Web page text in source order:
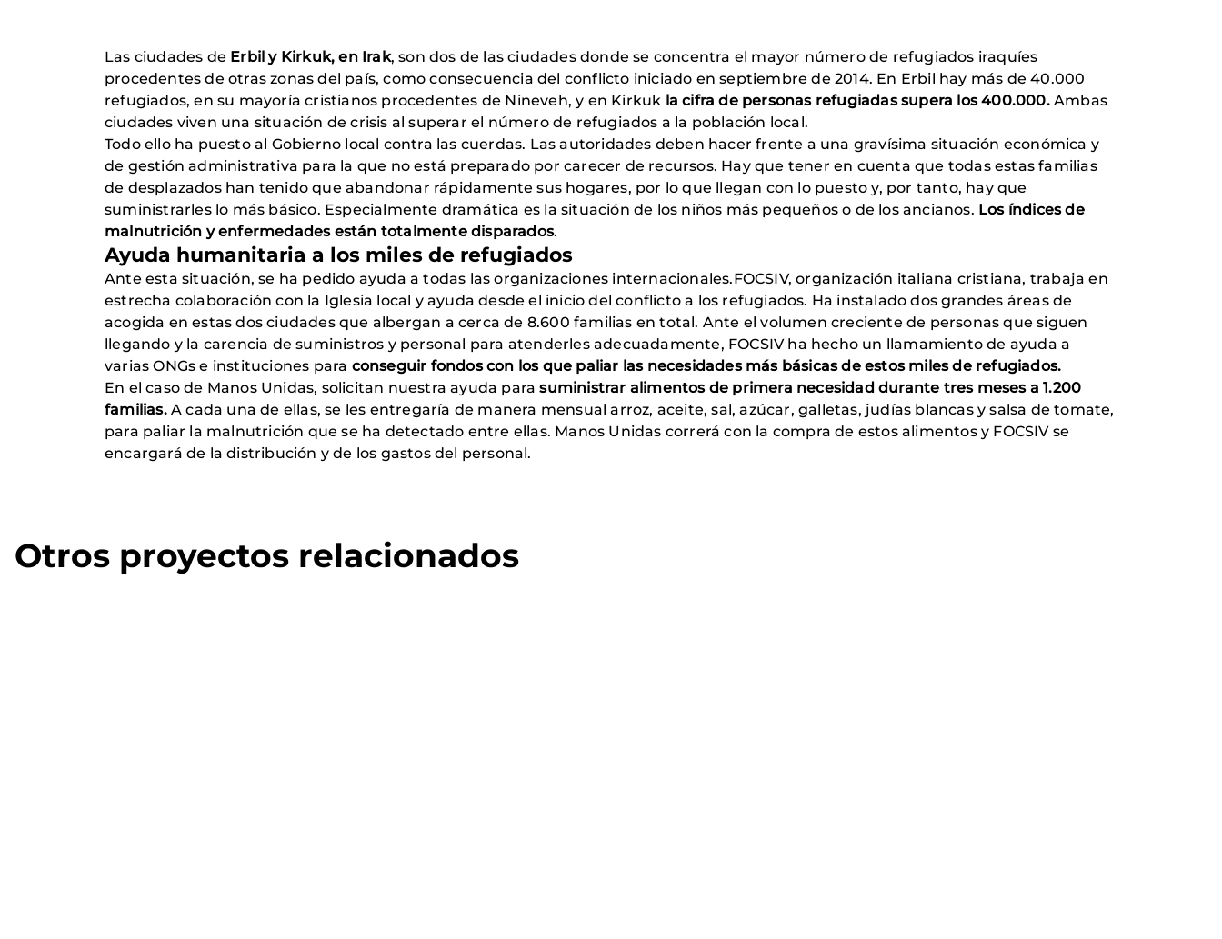
Las ciudades de Erbil y Kirkuk, en Irak, son dos de las ciudades donde se concentra el mayor número de refugiados iraquíes
procedentes de otras zonas del país, como consecuencia del conflicto iniciado en septiembre de 2014. En Erbil hay más de 40.000
refugiados, en su mayoría cristianos procedentes de Nineveh, y en Kirkuk la cifra de personas refugiadas supera los 400.000.Ambas
ciudades viven una situación de crisis al superar el número de refugiados a la población local.
Todo ello ha puesto al Gobierno local contra las cuerdas. Las autoridades deben hacer frente a una gravísima situación económica y
de gestión administrativa para la que no está preparado por carecer de recursos. Hay que tener en cuenta que todas estas familias
de desplazados han tenido que abandonar rápidamente sus hogares, por lo que llegan con lo puesto y, por tanto, hay que
suministrarles lo más básico. Especialmente dramática es la situación de los niños más pequeños o de los ancianos. Los índices de
malnutrición y enfermedades están totalmente disparados.
Ayuda humanitaria a los miles de refugiados
Ante esta situación, se ha pedido ayuda a todas las organizaciones internacionales.FOCSIV, organización italiana cristiana, trabaja en
estrecha colaboración con la Iglesia local y ayuda desde el inicio del conflicto a los refugiados. Ha instalado dos grandes áreas de
acogida en estas dos ciudades que albergan a cerca de 8.600 familias en total. Ante el volumen creciente de personas que siguen
llegando y la carencia de suministros y personal para atenderles adecuadamente, FOCSIV ha hecho un llamamiento de ayuda a
varias ONGs e instituciones para conseguir fondos con los que paliar las necesidades más básicas de estos miles de refugiados.
En el caso de Manos Unidas, solicitan nuestra ayuda parasuministrar alimentos de primera necesidad durante tres meses a 1.200
familias.A cada una de ellas, se les entregaría de manera mensual arroz, aceite, sal, azúcar, galletas, judías blancas y salsa de tomate,
para paliar la malnutrición que se ha detectado entre ellas. Manos Unidas correrá con la compra de estos alimentos y FOCSIV se
encargará de la distribución y de los gastos del personal.
Otros proyectos relacionados